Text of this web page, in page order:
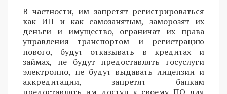
В частности, им запретят регистрироваться
как ИП и как самозанятым, заморозят их
деньги и имущество, ограничат их права
управления транспортом и регистрацию
нового, будут отказывать в кредитах и
займах, не будут предоставлять госуслуги
электронно, не будут выдавать лицензии и
аккредитации, запретят банкам